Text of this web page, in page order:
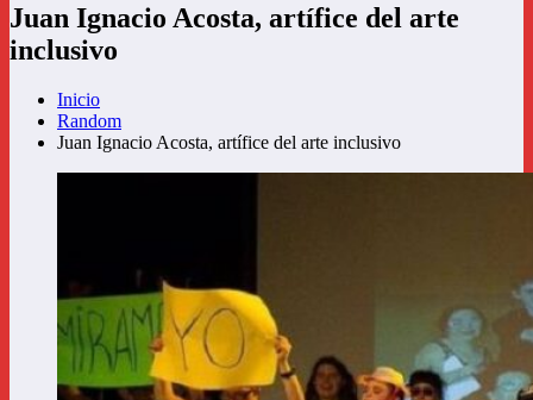
Juan Ignacio Acosta, artífice del arte
inclusivo
Inicio
Random
Juan Ignacio Acosta, artífice del arte inclusivo